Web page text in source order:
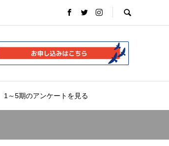
1～5期のアンケートを見る